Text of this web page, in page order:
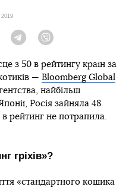
2019
TelegramViber
з 50 в рейтингу країн за
— Bloomberg Global
найбільш
Росія зайняла 48
в рейтинг не потрапила.
гріхів»?
«стандартного кошика